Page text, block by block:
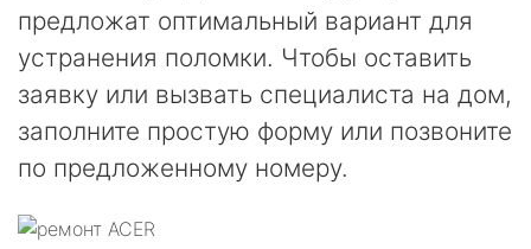
предложат оптимальный вариант для
устранения поломки. Чтобы оставить
заявку или вызвать специалиста на дом,
заполните простую форму или позвоните
по предложенному номеру.